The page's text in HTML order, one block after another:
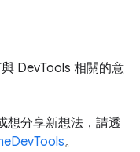
DevTools 相關的意
想分享新想法，請透
。